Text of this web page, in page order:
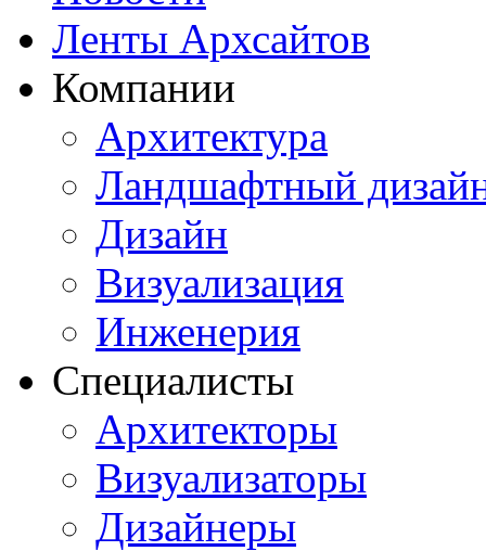
Ленты Архсайтов
Компании
Архитектура
Ландшафтный
Дизайн
Визуализация
Инженерия
Специалисты
Архитекторы
Визуализаторы
Дизайнеры